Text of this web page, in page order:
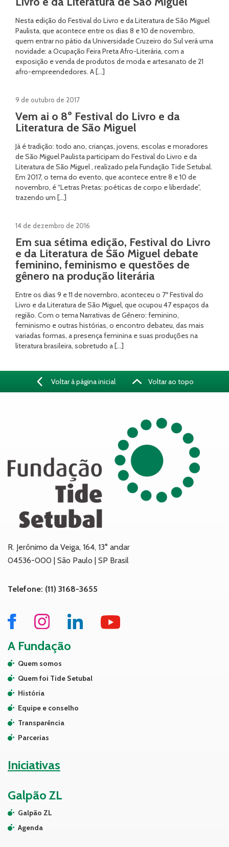
Nesta edição do Festival do Livro e da Literatura de São Miguel
Paulista, que acontece entre os dias 8 e 10 de novembro,
quem entrar no pátio da Universidade Cruzeiro do Sul verá uma
novidade: a Ocupação Feira Preta Afro-Literária, com a
exposição e venda de produtos de moda e artesanato de 21
afro-empreendedores. A […]
9 de outubro de 2017
Vem ai o 8º Festival do Livro e da
Literatura de São Miguel
Já é tradição: todo ano, crianças, jovens, escolas e moradores
de São Miguel Paulista participam do Festival do Livro e da
Literatura de São Miguel , realizado pela Fundação Tide Setubal.
Em 2017, o tema do evento, que acontece entre 8 e 10 de
novembro, é “Letras Pretas: poéticas de corpo e liberdade”,
trazendo um […]
14 de dezembro de 2016
Em sua sétima edição, Festival do Livro
e da Literatura de São Miguel debate
feminino, feminismo e questões de
gênero na produção literária
Entre os dias 9 e 11 de novembro, aconteceu o 7º Festival do
Livro e da Literatura de São Miguel, que ocupou 47 espaços da
região. Com o tema Narrativas de Gênero: feminino,
feminismo e outras histórias, o encontro debateu, das mais
variadas formas, a presença feminina e suas produções na
literatura brasileira, sobretudo a […]
Voltar à página inicial Voltar ao topo
R. Jerônimo da Veiga, 164, 13° andar
04536-000 | São Paulo | SP Brasil
Telefone: (11) 3168-3655
A Fundação
Quem somos
Quem foi Tide Setubal
História
Equipe e conselho
Transparência
Parcerias
Iniciativas
Galpão ZL
Galpão ZL
Agenda